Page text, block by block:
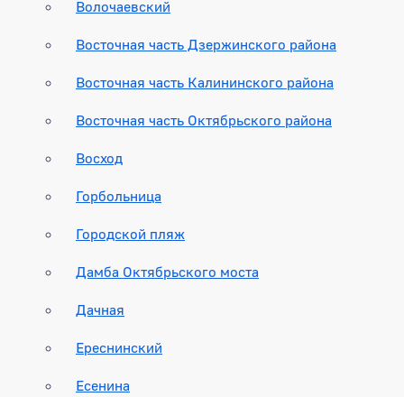
Волочаевский
Восточная часть Дзержинского района
Восточная часть Калининского района
Восточная часть Октябрьского района
Восход
Горбольница
Городской пляж
Дамба Октябрьского моста
Дачная
Ереснинский
Есенина